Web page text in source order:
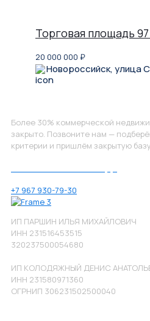
Торговая площадь
20 000 000 ₽
Новороссийск, улица
Более 30% коммерческой
закрыто. Позвоните нам —
критерии и пришлём закрытую
+7 967 930-79-30
ИП ПАРШИН ИЛЬЯ МИХАЙЛОВИЧ
ИНН 231516453515
320237500054680
ИП КОЛОДЯЖНЫЙ ДЕНИС
ИНН 231580971360
ОГРНИП 306231502500040